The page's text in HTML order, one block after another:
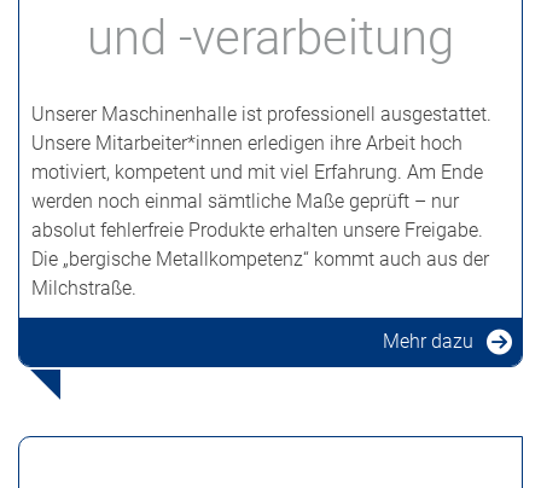
und -verarbeitung
Unserer Maschinenhalle ist professionell ausgestattet.
Unsere Mitarbeiter*innen erledigen ihre Arbeit hoch
motiviert, kompetent und mit viel Erfahrung. Am Ende
werden noch einmal sämtliche Maße geprüft – nur
absolut fehlerfreie Produkte erhalten unsere Freigabe.
Die „bergische Metallkompetenz“ kommt auch aus der
Milchstraße.
Mehr dazu